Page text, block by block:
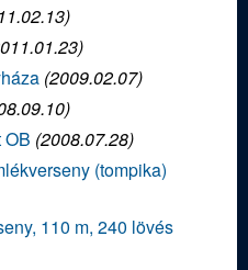
)
)
(2009.02.07)
)
(2008.07.28)
(tompika)
110 m, 240 lövés